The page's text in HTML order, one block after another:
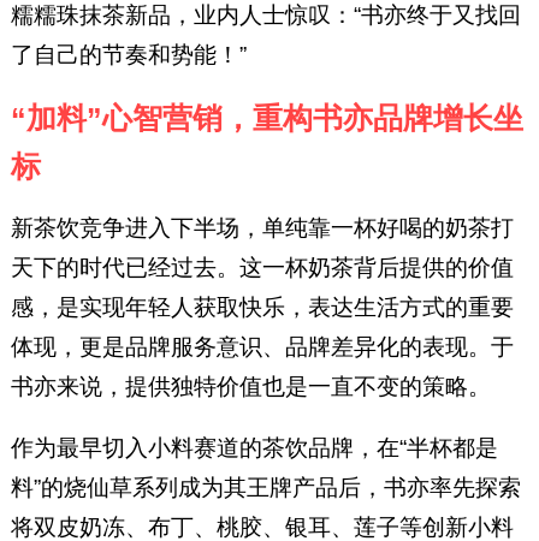
糯糯珠抹茶新品，业内人士惊叹：“书亦终于又找回
了自己的节奏和势能！”
“加料”心智营销，重构书亦品牌增长坐
标
新茶饮竞争进入下半场，单纯靠一杯好喝的奶茶打
天下的时代已经过去。这一杯奶茶背后提供的价值
感，是实现年轻人获取快乐，表达生活方式的重要
体现，更是品牌服务意识、品牌差异化的表现。于
书亦来说，提供独特价值也是一直不变的策略。
作为最早切入小料赛道的茶饮品牌，在“半杯都是
料”的烧仙草系列成为其王牌产品后，书亦率先探索
将双皮奶冻、布丁、桃胶、银耳、莲子等创新小料